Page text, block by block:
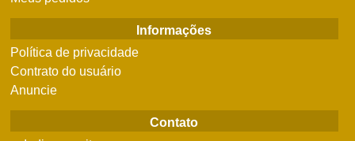
Informações
Política de privacidade
Contrato do usuário
Anuncie
Contato